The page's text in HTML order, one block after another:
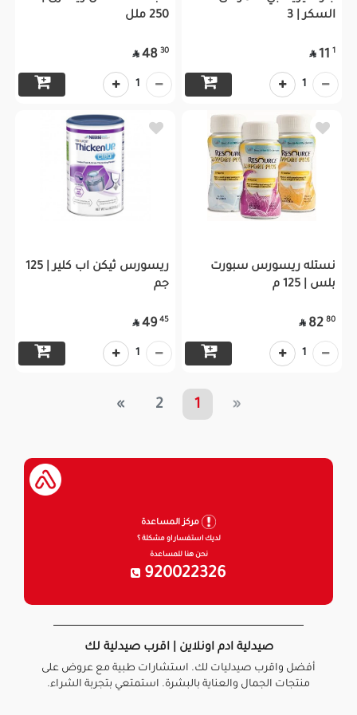
السكر | 3
1
11

1
250 ملل
30
48

1
نستله ريسورس سبورت
بلس | 125 م
80
82

1
ريسورس ثيكن اب كلير | 125
جم
45
49

1
«
1
2
»
مركز المساعدة
لديك استفسار او مشكلة ؟
نحن هنا للمساعدة
920022326
صيدلية ادم اونلاين | اقرب صيدلية لك
أفضل واقرب صيدليات لك. استشارات طبية مع عروض على
منتجات الجمال والعناية بالبشرة. استمتعي بتجربة الشراء.